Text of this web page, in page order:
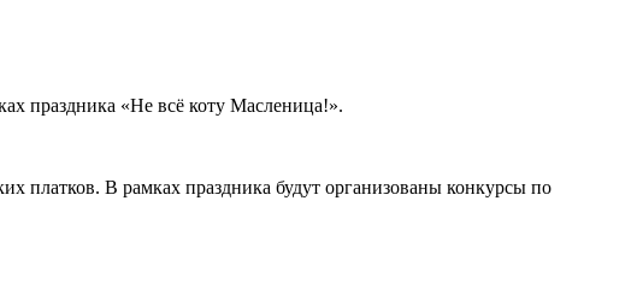
праздника «Не всё коту Масленица!».
платков. В рамках праздника будут организованы конкурсы по